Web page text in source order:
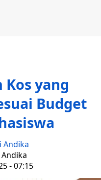
yang
Budget
Andika
- 07:15